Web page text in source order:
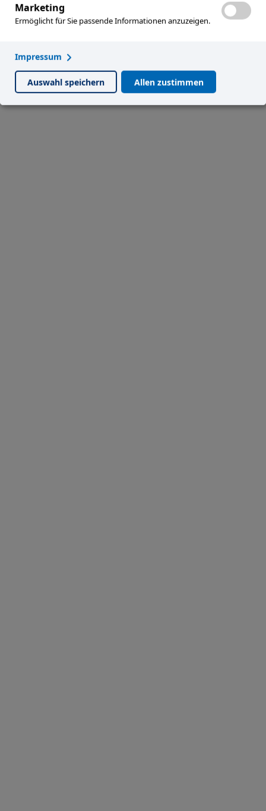
Mehr erfahren
Marketing
Ermöglicht für Sie passende Informationen anzuzeigen.
Impressum
Auswahl speichern Allen zustimmen